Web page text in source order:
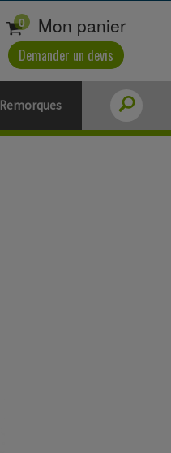
Remorques
0 Mon panier
Demander un devis